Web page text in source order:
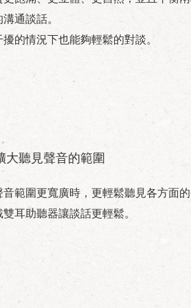
通談話。
的情況下也能夠輕鬆的對談。
大聽見聲音的範圍
範圍更寬廣時，更輕鬆聽見各方面
耳助聽器讓談話更輕鬆。